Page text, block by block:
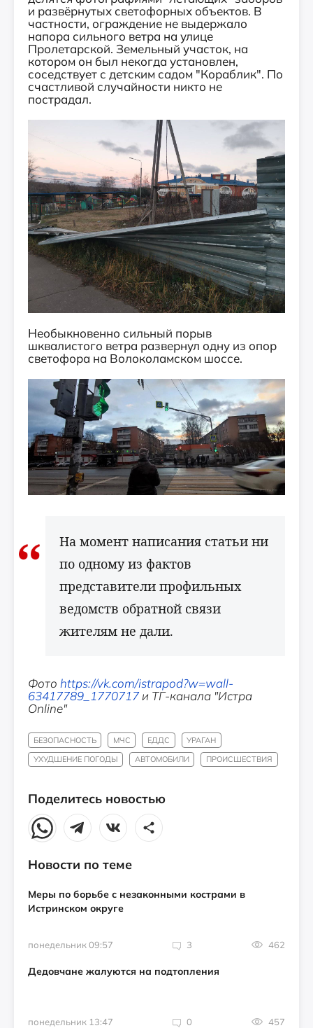
и развёрнутых светофорных объектов. В
частности, ограждение не выдержало
напора сильного ветра на улице
Пролетарской. Земельный участок, на
котором он был некогда установлен,
соседствует с детским садом "Кораблик". По
счастливой случайности никто не
пострадал.
Необыкновенно сильный порыв
шквалистого ветра развернул одну из опор
светофора на Волоколамском шоссе.
На момент написания статьи ни
по одному из фактов
представители профильных
ведомств обратной связи
жителям не дали.
Фото https://vk.com/istrapod?w=wall-
63417789_1770717и ТГ-канала "Истра
Online"
БЕЗОПАСНОСТЬ МЧС ЕДДС
УРАГАН
УХУДШЕНИЕ ПОГОДЫ
АВТОМОБИЛИ ПРОИСШЕСТВИЯ
Поделитесь новостью
Новости по теме
Меры по борьбе с незаконными кострами в
Истринском округе
понедельник 09:57 3 462
Дедовчане жалуются на подтопления
понедельник 13:47 0 457